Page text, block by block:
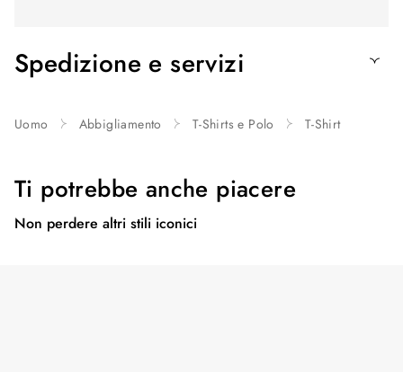
Spedizione e servizi
Uomo Abbigliamento T-Shirts e Polo T-Shirt
Ti potrebbe anche piacere
Non perdere altri stili iconici